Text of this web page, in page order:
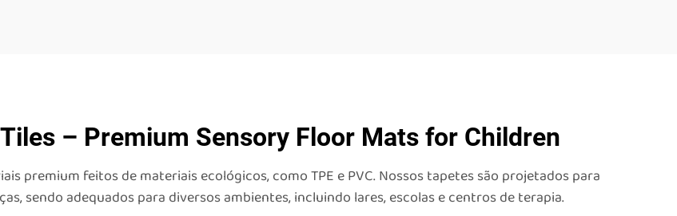
– Premium Sensory Floor Mats for Children
premium feitos de materiais ecológicos, como TPE e PVC. Nossos tapetes são projetados para
sendo adequados para diversos ambientes, incluindo lares, escolas e centros de terapia.